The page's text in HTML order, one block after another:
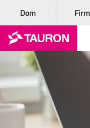
Dom